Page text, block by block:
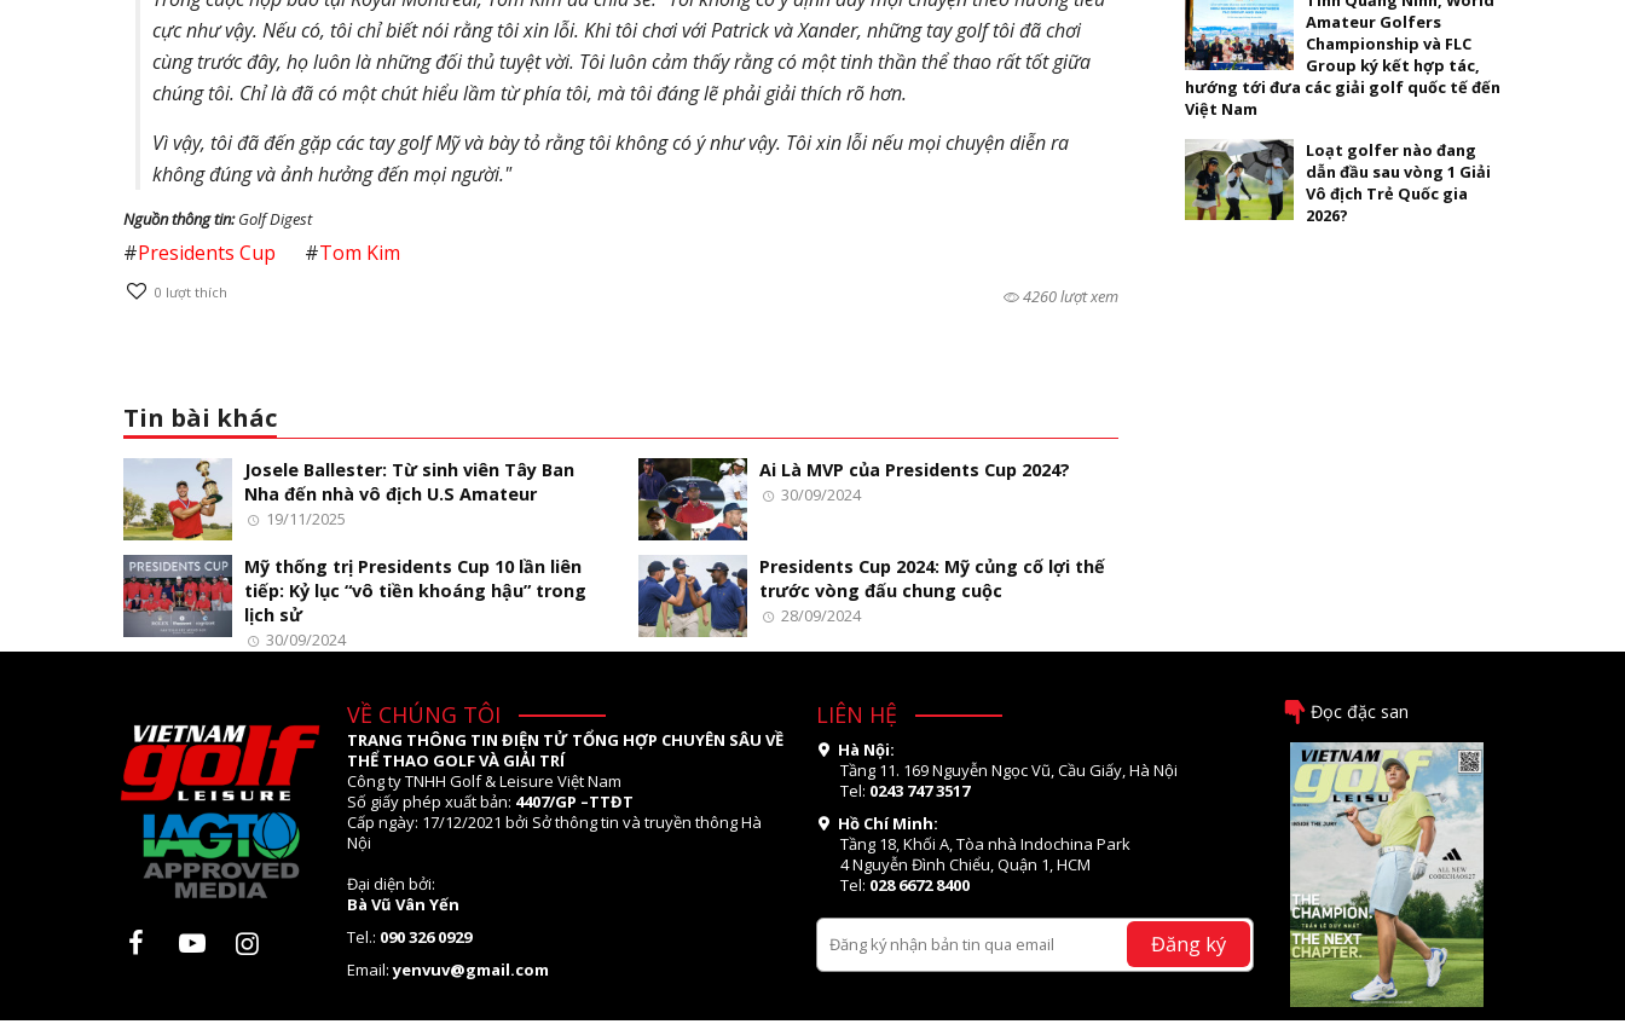
cực như vậy. Nếu có, tôi chỉ biết nói rằng tôi xin lỗi. Khi tôi chơi với Patrick và Xander, những tay golf tôi đã chơi
cùng trước đây, họ luôn là những đối thủ tuyệt vời. Tôi luôn cảm thấy rằng có một tinh thần thể thao rất tốt giữa
chúng tôi. Chỉ là đã có một chút hiểu lầm từ phía tôi, mà tôi đáng lẽ phải giải thích rõ hơn.
Vì vậy, tôi đã đến gặp các tay golf Mỹ và bày tỏ rằng tôi không có ý như vậy. Tôi xin lỗi nếu mọi chuyện diễn ra
không đúng và ảnh hưởng đến mọi người."
Nguồn thông tin:Golf Digest
#Presidents Cup #Tom Kim
0 lượt thích 4260 lượt xem
Tin bài khác
Josele Ballester: Từ sinh viên Tây Ban
Nha đến nhà vô địch U.S Amateur
19/11/2025
Ai Là MVP của Presidents Cup 2024?
30/09/2024
Mỹ thống trị Presidents Cup 10 lần liên
tiếp: Kỷ lục “vô tiền khoáng hậu” trong
lịch sử
30/09/2024
Presidents Cup 2024: Mỹ củng cố lợi thế
trước vòng đấu chung cuộc
28/09/2024
Amateur Golfers
Championship và FLC
Group ký kết hợp tác,
hướng tới đưa các giải golf quốc tế đến
Việt Nam
Loạt golfer nào đang
dẫn đầu sau vòng 1 Giải
Vô địch Trẻ Quốc gia
2026?
VỀ CHÚNG TÔI
TRANG THÔNG TIN ĐIỆN TỬ TỔNG HỢP CHUYÊN SÂU VỀ
THỂ THAO GOLF VÀ GIẢI TRÍ
Công ty TNHH Golf & Leisure Việt Nam
Số giấy phép xuất bản: 4407/GP –TTĐT
Cấp ngày: 17/12/2021 bởi Sở thông tin và truyền thông Hà
Nội
Đại diện bởi:
Bà Vũ Vân Yến
Tel.: 090 326 0929
Email:yenvuv@gmail.com
LIÊN HỆ
Hà Nội:
Tầng 11. 169 Nguyễn Ngọc Vũ, Cầu Giấy, Hà Nội
Tel: 0243 747 3517
Hồ Chí Minh:
Tầng 18, Khối A, Tòa nhà Indochina Park
4 Nguyễn Đình Chiểu, Quận 1, HCM
Tel: 028 6672 8400
Đăng ký
Đọc đặc san